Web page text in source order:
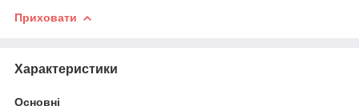
Приховати
Характеристики
Основні